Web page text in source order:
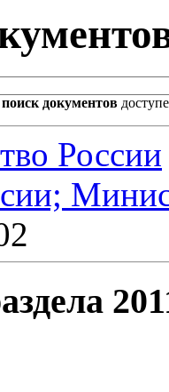
документов
России